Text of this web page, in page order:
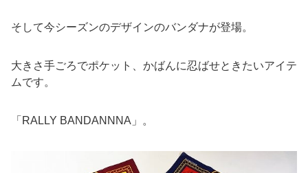
そして今シーズンのデザインのバンダナが登場。
大きさ手ごろでポケット、かばんに忍ばせときたいアイテ
ムです。
「RALLY BANDANNNA」。